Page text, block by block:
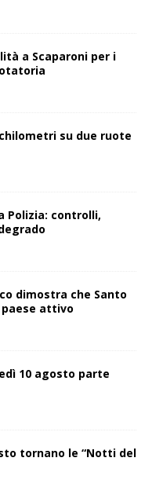
a Scaparoni per i
su due ruote
Polizia: controlli,
dimostra che Santo
paese attivo
10 agosto parte
tornano le “Notti del